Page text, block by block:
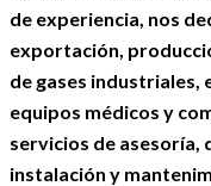
de experiencia, nos
exportación,
de gases industriales,
equipos médicos y
servicios de asesoría,
instalación y